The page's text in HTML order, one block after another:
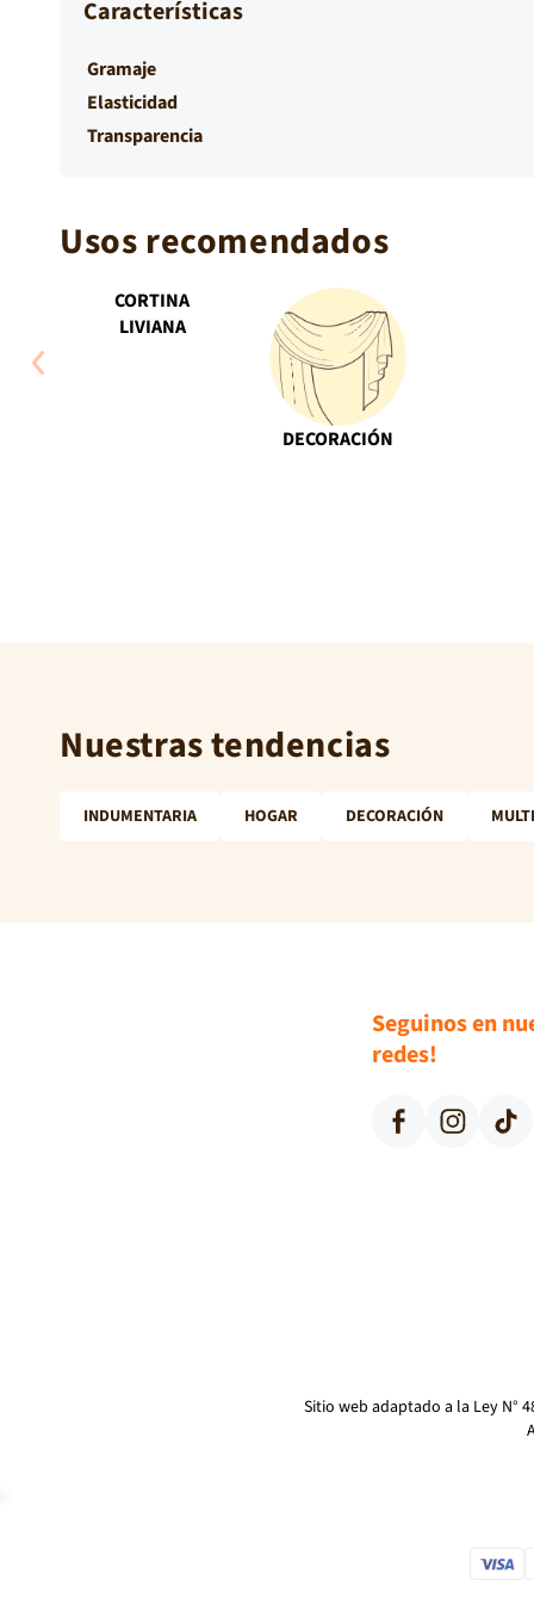
Características
Gramaje
Elasticidad
Transparencia
Usos recomendados
CORTINA
LIVIANA
DECORACIÓN
Nuestras tendencias
INDUMENTARIA HOGAR DECORACIÓN
Seguinos en
redes!
FacebookInstagramTikTok
Sitio web adaptado a la Ley N°